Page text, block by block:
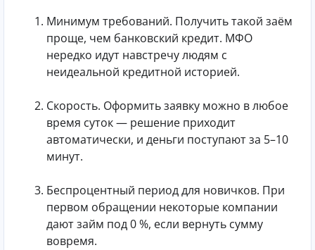
Минимум требований. Получить такой заём
проще, чем банковский кредит. МФО
нередко идут навстречу людям с
неидеальной кредитной историей.
Скорость. Оформить заявку можно в любое
время суток — решение приходит
автоматически, и деньги поступают за 5–10
минут.
Беспроцентный период для новичков. При
первом обращении некоторые компании
дают займ под 0 %, если вернуть сумму
вовремя.